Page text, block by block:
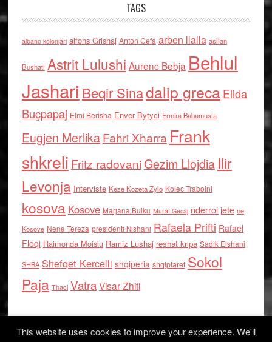
TAGS
albano kolonjari alfons Grishaj Anton Cefa arben llalla asllan
Bushati Astrit Lulushi Aurenc Bebja Behlul
Jashari Beqir Sinadalip grecaElida
Buçpapaj Elmi Berisha Enver Bytyci Ermira Babamusta
Eugjen MerlikaFahri Xharra Frank
shkreli Fritz radovaniGezim Llojdia Ilir
Levonja Interviste Keze Kozeta Zylo Kolec Traboini
kosova Kosove Marjana Bulku Murat Gecaj nderroi jete ne
Kosove Nene Tereza presidenti Nishani Rafaela Prifti Rafael
Floqi Raimonda Moisiu Ramiz Lushaj reshat kripa Sadik Elshani
SHBA Shefqet Kercelli shqiperia shqiptaret Sokol
Paja Thaci VatraVisar Zhiti
This website uses cookies to improve your experience. We'll